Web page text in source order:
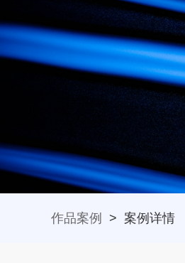
作品案例 > 案例详情